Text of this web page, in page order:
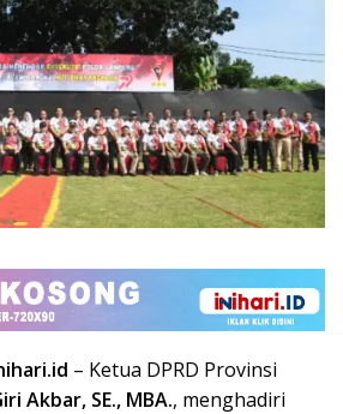
– Ketua DPRD Provinsi
Akbar, SE., MBA., menghadiri